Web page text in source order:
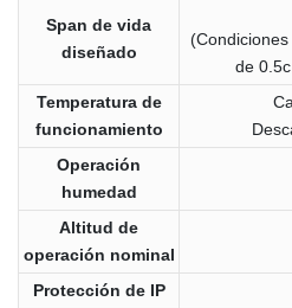
Span de vida
diseñado
de
Temperatura de
funcionamiento
Operación
humedad
Altitud de
operación nominal
Protección de IP